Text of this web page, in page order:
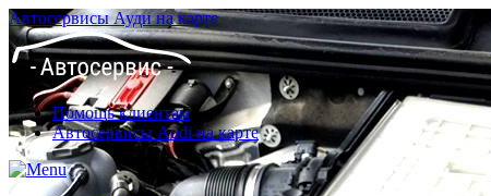
Автосервисы Ауди на карте
Помощь клиентам
Автосервисы Audi на карте